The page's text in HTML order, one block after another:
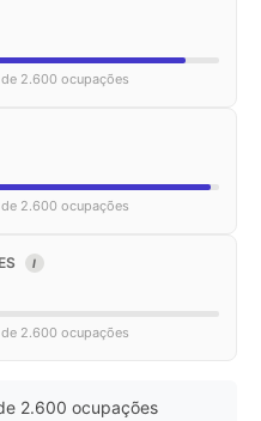
2.600 ocupações
2.600 ocupações
I
2.600 ocupações
2.600 ocupações